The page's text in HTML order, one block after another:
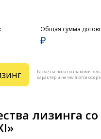
Общая сумма
₽
Расчеты носят
характер и не являются
лизинга со